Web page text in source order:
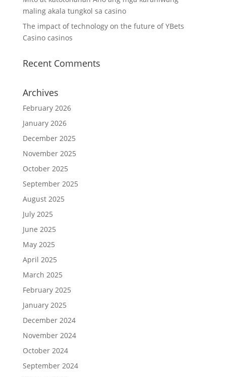
maling akala tungkol sa casino
The impact of technology on the future of YBets
Casino casinos
Recent Comments
Archives
February 2026
January 2026
December 2025
November 2025
October 2025
September 2025
August 2025
July 2025
June 2025
May 2025
April 2025
March 2025
February 2025
January 2025
December 2024
November 2024
October 2024
September 2024